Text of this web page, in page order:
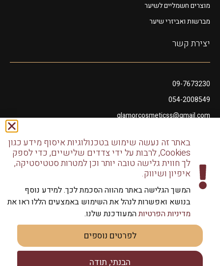
מוצרים חשמליים לשיער
מברשות ואביזרי שיער
יצירת קשר
09-7673230
054-2008549
glamorcosmeticss@gmail.com
דודו דותן 10, נתניה
כל הזכויות שמורות לגלמור שיווק מוצרי שיער | שיווק למספרות
וליחידים
באתר זה נעשה שימוש בטכנולוגיות איסוף מידע כגון
Cookies, לרבות על ידי צדדים שלישיים, כדי לספק
לך חווית גלישה טובה יותר וכן למטרות סטטיסטיקה,
איפיון ושיווק.
המשך הגלישה באתר מהווה הסכמת לכך. למידע נוסף
בנושא ואפשרות לנהל את השימוש באמצעים הללו ראו את
מדיניות הפרטיותהמעודכנת שלנו.
לפרטים נוספים
הבנתי, תודה